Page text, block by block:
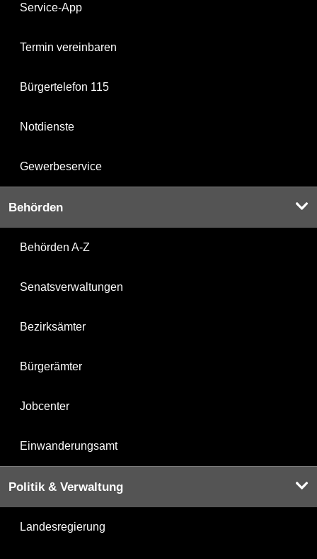
Service-App
Termin vereinbaren
Bürgertelefon 115
Notdienste
Gewerbeservice
Behörden
Behörden A-Z
Senatsverwaltungen
Bezirksämter
Bürgerämter
Jobcenter
Einwanderungsamt
Politik & Verwaltung
Landesregierung